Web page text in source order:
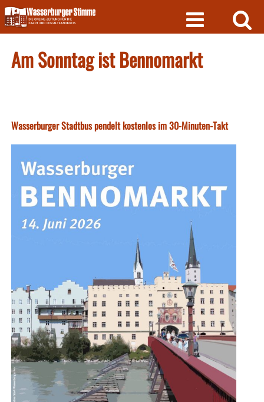
Skip
to
content
Am Sonntag ist Bennomarkt
Wasserburger Stadtbus pendelt kostenlos im 30-Minuten-Takt